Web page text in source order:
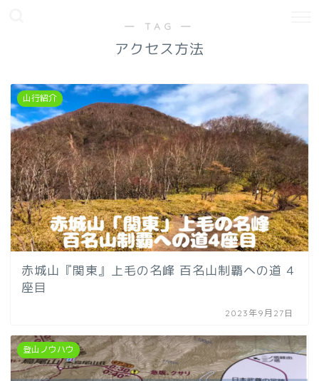
― TAG ―
アクセス方法
山行紹介
赤城山『関東』上毛の名峰 百名山制覇への道 4
座目
2023年9月27日
登山ノウハウ